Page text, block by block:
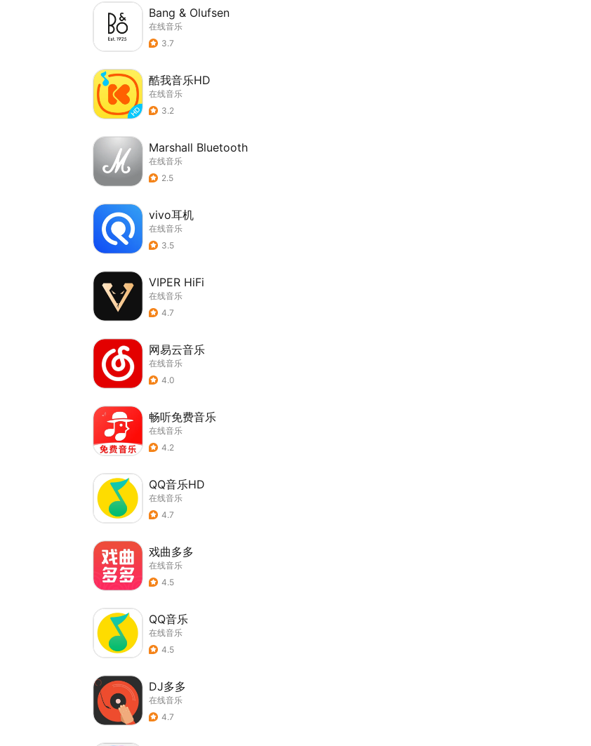
Bang & Olufsen
在线音乐
3.7
酷我音乐HD
在线音乐
3.2
Marshall Bluetooth
在线音乐
2.5
vivo耳机
在线音乐
3.5
VIPER HiFi
在线音乐
4.7
网易云音乐
在线音乐
4.0
畅听免费音乐
在线音乐
4.2
QQ音乐HD
在线音乐
4.7
戏曲多多
在线音乐
4.5
QQ音乐
在线音乐
4.5
DJ多多
在线音乐
4.7